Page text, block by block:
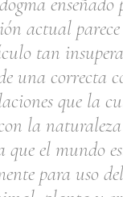
actual
tan
una correcta
que la
la
que el mundo
para uso